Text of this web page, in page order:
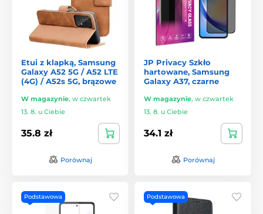
Etui z klapką, Samsung
Galaxy A52 5G / A52 LTE
(4G) / A52s 5G, brązowe
W magazynie, w czwartek
13. 8. u Ciebie
35.8 zł
Porównaj
JP Privacy Szkło
hartowane, Samsung
Galaxy A37, czarne
W magazynie, w czwartek
13. 8. u Ciebie
34.1 zł
Porównaj
Podstawowa Podstawowa